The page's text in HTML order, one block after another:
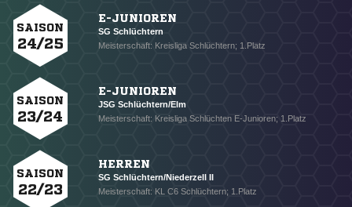
SAISON
24/25
E-JUNIOREN
SG Schlüchtern
Meisterschaft: Kreisliga Schlüchtern; 1.Platz
SAISON
23/24
E-JUNIOREN
JSG Schlüchtern/Elm
Meisterschaft: Kreisliga Schlüchten E-Junioren; 1.Platz
SAISON
22/23
HERREN
SG Schlüchtern/Niederzell II
Meisterschaft: KL C6 Schlüchtern; 1.Platz